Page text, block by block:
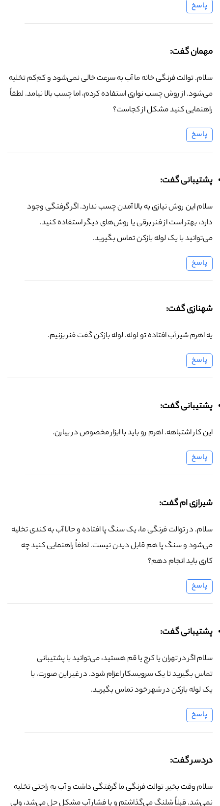
پاسخ
مهمان گفت:
سلام. توالت فرنگی خانه ما آب به سرعت خالی نمی‌شود و کم‌کم تخلیه
می‌شود. از روش چسب نواری استفاده کردم، اما چسب بالا نیامد. لطفاً
راهنمایی کنید مشکل از کجاست؟
پاسخ
پشتیبانی گفت:
سلام این روش نیازی به بالا آمدن چسب ندارد. اگر گرفتگی وجود
دارد، بهتر است از فنر برقی یا روش‌های دیگر استفاده کنید.
می‌توانید با یک لوله بازکن تماس بگیرید.
پاسخ
شهنازی گفت:
یه اهرم شیر آب افتاده تو لوله. لوله بازکن گفت فنر بزنیم.
پاسخ
پشتیبانی گفت:
این کار اشتباهه. اهرم رو باید با ابزار مخصوص در بیارن.
پاسخ
شیرازی ام گفت:
سلام. در توالت فرنگی ما، یک سنگ پا افتاده و حالا آب به کندی تخلیه
می‌شود و سنگ پا هم قابل دیدن نیست. لطفاً راهنمایی کنید چه
کاری باید انجام دهم؟
پاسخ
پشتیبانی گفت:
سلام اگر در تهران یا کرج یا قم هستید، می‌توانید با پشتیبانی
تماس بگیرید تا یک سرویسکار اعزام شود. در غیر این صورت، با
یک لوله بازکن در شهر خود تماس بگیرید.
پاسخ
دردسر گفت:
سلام وقت بخیر. توالت فرنگی ما گرفتگی داشت و آب به راحتی تخلیه
نمی‌شد. قبلاً شلنگ می‌گذاشتم و با فشار آب مشکل حل می‌شد، ولی